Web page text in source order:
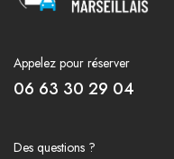
Appelez pour réserver
06 63 30 29 04
Des questions ?